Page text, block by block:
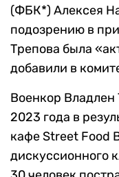
(ФБК*) Алексея
подозрению в
Трепова была
добавили в
Военкор Владлен
2023 года в
кафе Street Food
дискуссионного